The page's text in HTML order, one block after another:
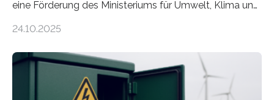
eine Förderung des Ministeriums für Umwelt, Klima und
Forschungsprojekt „LAGER – Langzeitspeicherung in
Quartieren“ eingeworben. Ziel des Projekts ist die
Entwicklung, Erprobung und Demonstration von
Konzepten zur langfristigen Energiespeicherung in
24.10.2025